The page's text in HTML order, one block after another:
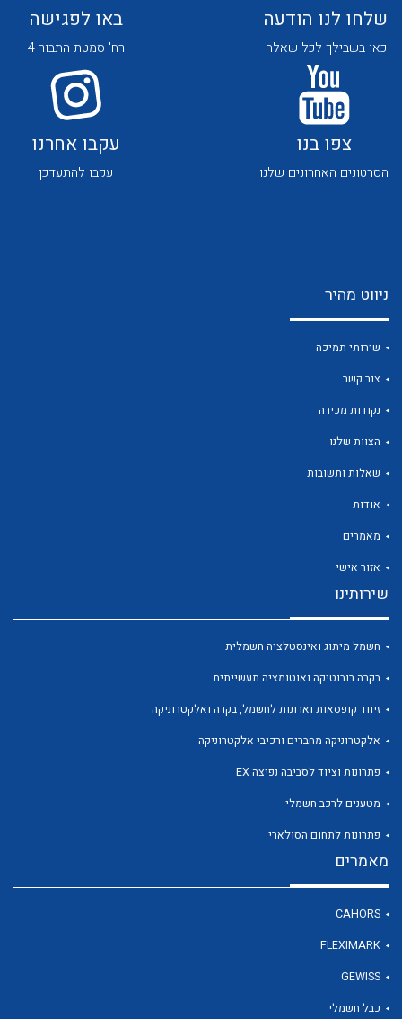
לכל מוצרי היצרן לכל מוצרי היצרן
שלחו לנו הודעה
כאן בשבילך לכל שאלה
באו לפגישה
רח' סמטת התבור 4
צפו בנו
הסרטונים האחרונים שלנו
עקבו אחרנו
עקבו להתעדכן
ניווט מהיר
שירותי תמיכה
צור קשר
נקודות מכירה
הצוות שלנו
שאלות ותשובות
אודות
מאמרים
אזור אישי
שירותינו
חשמל מיתוג ואינסטלציה חשמלית
בקרה רובוטיקה ואוטומציה תעשייתית
זיווד קופסאות וארונות לחשמל, בקרה ואלקטרוניקה
אלקטרוניקה מחברים ורכיבי אלקטרוניקה
פתרונות וציוד לסביבה נפיצה EX
מטענים לרכב חשמלי
פתרונות לתחום הסולארי
מאמרים
CAHORS
FLEXIMARK
GEWISS
כבל חשמלי